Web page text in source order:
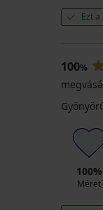
Ezt
100%
100%
Méret